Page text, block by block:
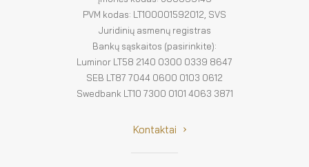
PVM kodas: LT100001592012, SVS
Juridinių asmenų registras
Bankų sąskaitos (pasirinkite):
Luminor LT58 2140 0300 0339 8647
SEB LT87 7044 0600 0103 0612
Swedbank LT10 7300 0101 4063 3871
Kontaktai